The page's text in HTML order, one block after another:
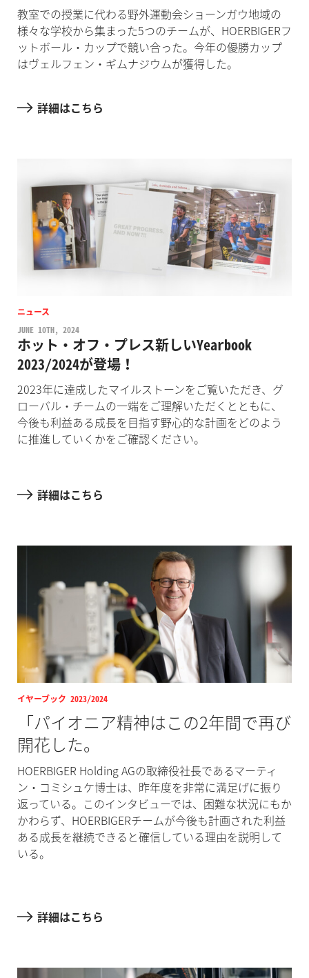
教室での授業に代わる野外運動会ショーンガウ地域の
様々な学校から集まった5つのチームが、HOERBIGERフ
ットボール・カップで競い合った。今年の優勝カップ
はヴェルフェン・ギムナジウムが獲得した。
詳細はこちら
ニュース
JUNE 10TH, 2024
ホット・オフ・プレス新しいYearbook
2023/2024が登場！
2023年に達成したマイルストーンをご覧いただき、グ
ローバル・チームの一端をご理解いただくとともに、
今後も利益ある成長を目指す野心的な計画をどのよう
に推進していくかをご確認ください。
詳細はこちら
イヤーブック 2023/2024
「パイオニア精神はこの2年間で再び
開花した。
HOERBIGER Holding AGの取締役社長であるマーティ
ン・コミシュケ博士は、昨年度を非常に満足げに振り
返っている。このインタビューでは、困難な状況にもか
かわらず、HOERBIGERチームが今後も計画された利益
ある成長を継続できると確信している理由を説明して
いる。
詳細はこちら